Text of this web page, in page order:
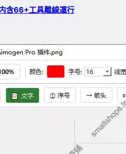
含66+工具離線運行